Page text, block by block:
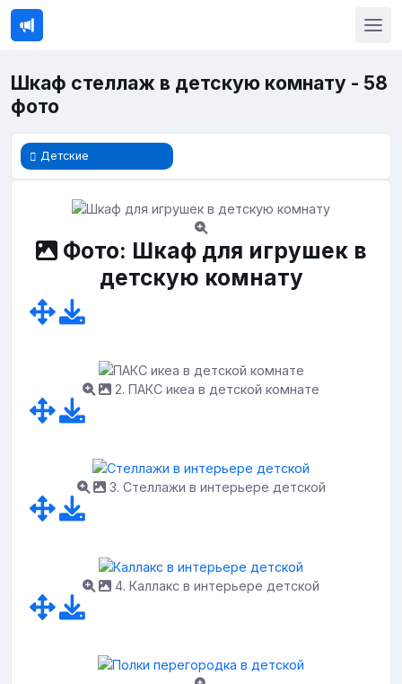
Шкаф стеллаж в детскую комнату - 58
фото
Детские
Фото: Шкаф для игрушек в
детскую комнату
2. ПАКС икеа в детской комнате
3. Стеллажи в интерьере детской
4. Каллакс в интерьере детской